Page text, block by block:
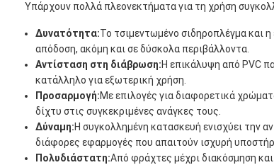
Υπάρχουν πολλά πλεονεκτήματα για τη χρήση
Δυνατότητα:Το τσιμεντωμένο σιδηροπλέγμα και
απόδοση, ακόμη και σε δύσκολα περιβάλλοντα.
Αντίσταση στη διάβρωση:Η επικάλυψη από PVC
κατάλληλο για εξωτερική χρήση.
Προσαρμογή:Με επιλογές για διαφορετικά
δίχτυ στις συγκεκριμένες ανάγκες τους.
Δύναμη:Η συγκολλημένη κατασκευή ενισχύει την
διάφορες εφαρμογές που απαιτούν ισχυρή
Πολυδιάστατη:Από φράχτες μέχρι διακόσμηση